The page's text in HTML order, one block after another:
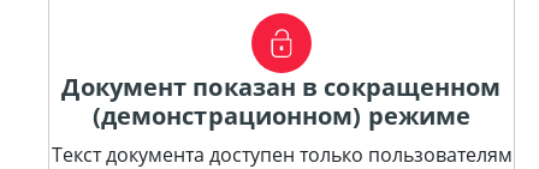
Документ показан в сокращенном
(демонстрационном) режиме
Текст документа доступен только пользователям